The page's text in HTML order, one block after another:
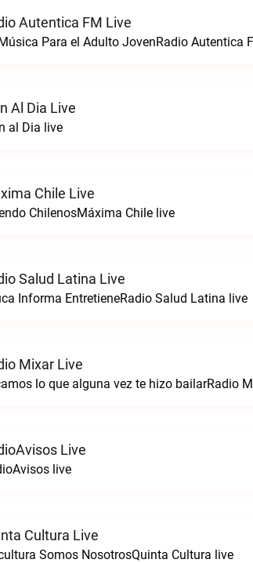
Autentica FM Live
Para el Adulto JovenRadio Autentica
Al Dia Live
al Dia live
Chile Live
ChilenosMáxima Chile live
Salud Latina Live
Informa EntretieneRadio Salud Latina live
Mixar Live
lo que alguna vez te hizo bailarRadio
Live
live
Cultura Live
Somos NosotrosQuinta Cultura live